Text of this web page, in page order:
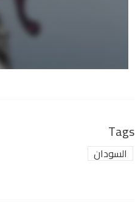
Tags
السودان